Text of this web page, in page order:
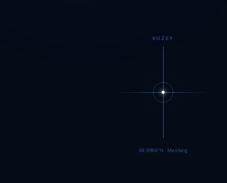
KUZEY
89.9983°N · Meritking